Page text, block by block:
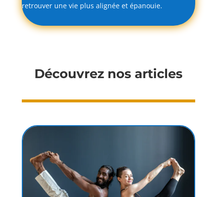
retrouver une vie plus alignée et épanouie.
Découvrez nos articles